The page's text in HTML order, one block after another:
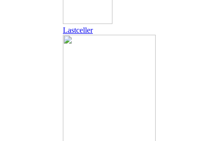
Lastceller